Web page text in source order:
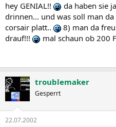
hey GENIAL!!
da haben sie
drinnen... und was soll man
corsair platt..
8) man da
drauf!!!
mal schaun ob 200
troublemaker
Gesperrt
22.07.2002